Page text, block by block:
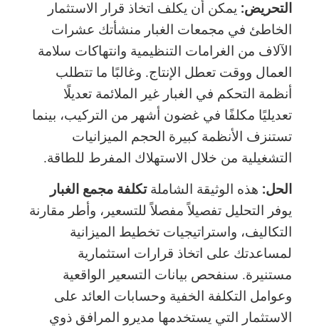
التحريض:يمكن أن يكلف اتخاذ قرار الاستثمار
الخاطئ في مجمعات الغبار منشأتك عشرات
الآلاف من الغرامات التنظيمية وانتهاكات سلامة
العمال ووقت تعطل الإنتاج. وغالبًا ما تتطلب
أنظمة التحكم في الغبار غير الملائمة تعديلًا
تعديليًا مكلفًا في غضون أشهر من التركيب، بينما
تستنزف الأنظمة كبيرة الحجم الميزانيات
التشغيلية من خلال الاستهلاك المفرط للطاقة.
الحل:هذه الوثيقة الشاملةتكلفة مجمع الغبار
يوفر التحليل تفصيلاً مفصلاً للتسعير، وأطر مقارنة
التكاليف، واستراتيجيات تخطيط الميزانية
لمساعدتك على اتخاذ قرارات استثمارية
مستنيرة. سنفحص بيانات التسعير الواقعية
وعوامل التكلفة الخفية وحسابات العائد على
الاستثمار التي يستخدمها مديرو المرافق ذوي